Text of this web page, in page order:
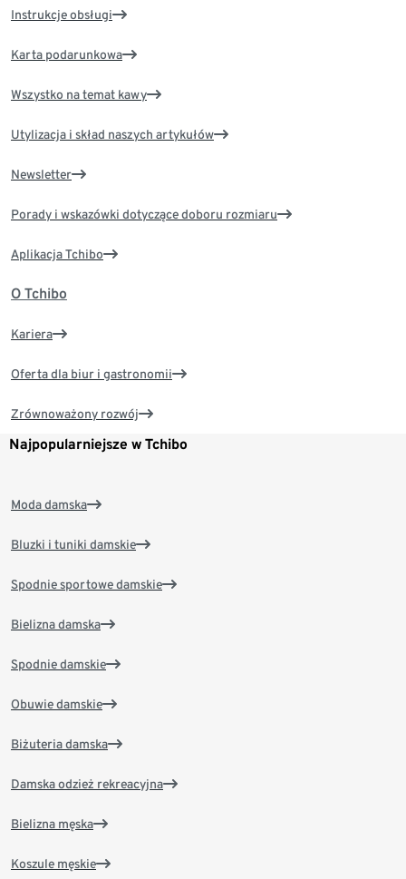
Instrukcje obsługi
Karta podarunkowa
Wszystko na temat kawy
Utylizacja i skład naszych artykułów
Newsletter
Porady i wskazówki dotyczące doboru rozmiaru
Aplikacja Tchibo
O Tchibo
Kariera
Oferta dla biur i gastronomii
Zrównoważony rozwój
Najpopularniejsze w Tchibo
Moda damska
Bluzki i tuniki damskie
Spodnie sportowe damskie
Bielizna damska
Spodnie damskie
Obuwie damskie
Biżuteria damska
Damska odzież rekreacyjna
Bielizna męska
Koszule męskie